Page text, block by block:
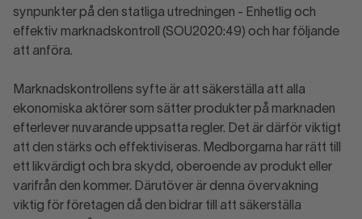
synpunkter på den statliga utredningen - Enhetlig och
effektiv marknadskontroll (SOU2020:49) och har följande
att anföra.
Marknadskontrollens syfte är att säkerställa att alla
ekonomiska aktörer som sätter produkter på marknaden
efterlever nuvarande uppsatta regler. Det är därför viktigt
att den stärks och effektiviseras. Medborgarna har rätt till
ett likvärdigt och bra skydd, oberoende av produkt eller
varifrån den kommer. Därutöver är denna övervakning
viktig för företagen då den bidrar till att säkerställa